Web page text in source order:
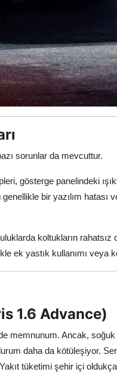
sorunlar da mevcuttur.
gösterge panelindeki
bir yazılım hatası
koltukların
ek yastık kullanımı veya
1.6 Advance)
memnunum. Ancak,
daha da kötüleşiyor.
tüketimi şehir içi